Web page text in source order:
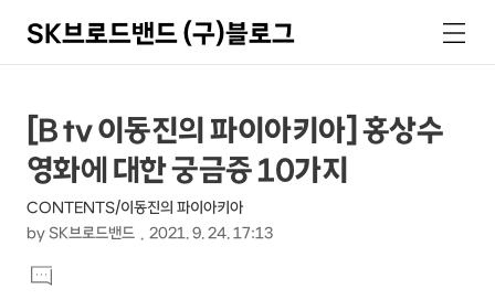
SK브로드밴드 (구)블로그
색
메
뉴
상
세
컨
텐
츠
본
문
제
목
[B tv 이동진의 파이아키아] 홍상수
영화에 대한 궁금증 10가지
CONTENTS/이동진의 파이아키아
by SK브로드밴드 2021. 9. 24. 17:13
문
댓
글